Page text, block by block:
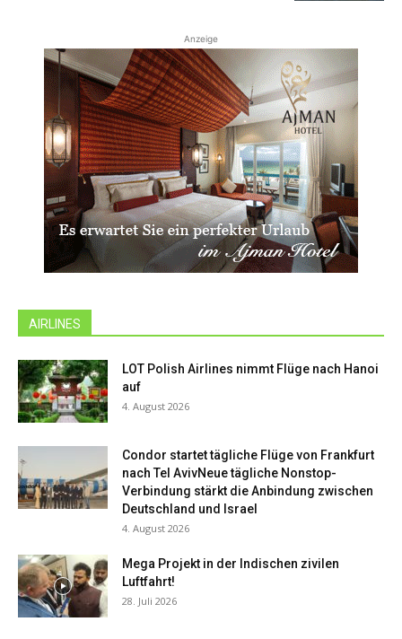
Anzeige
AIRLINES
LOT Polish Airlines nimmt Flüge nach Hanoi
auf
4. August 2026
Condor startet tägliche Flüge von Frankfurt
nach Tel AvivNeue tägliche Nonstop-
Verbindung stärkt die Anbindung zwischen
Deutschland und Israel
4. August 2026
Mega Projekt in der Indischen zivilen
Luftfahrt!
28. Juli 2026